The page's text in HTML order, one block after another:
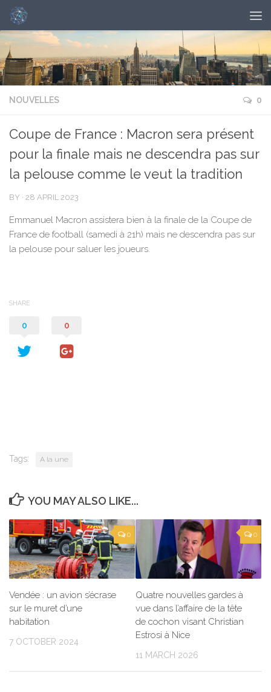
NOUVELLES 0
Coupe de France : Macron sera présent
pour la finale mais ne descendra pas sur
la pelouse comme le veut la tradition
BY · 28 APRIL 2023
Emmanuel Macron assistera bien à la finale de la Coupe de
France de football (samedi à 21h) mais ne descendra pas sur
la pelouse pour saluer les joueurs.
SHARE
0 0
Tags: A la une
YOU MAY ALSO LIKE...
0
Vendée : un avion s’écrase
sur le muret d’une
habitation
7 OCTOBER 2024
0
Quatre nouvelles gardes à
vue dans l’affaire de la tête
de cochon visant Christian
Estrosi à Nice
11 MARCH 2026